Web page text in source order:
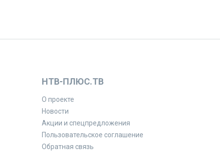
НТВ-ПЛЮС.ТВ
О проекте
Новости
Акции и спецпредложения
Пользовательское соглашение
Обратная связь